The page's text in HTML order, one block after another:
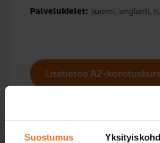
Suostumus
Palvelukielet: suomi, englanti,
Lisätietoa A2-